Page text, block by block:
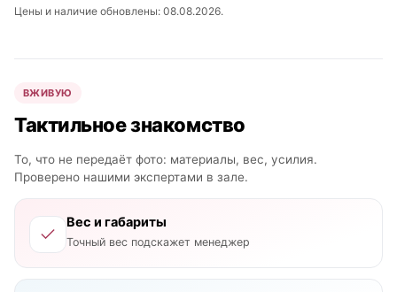
Цены и наличие обновлены: 08.08.2026.
ВЖИВУЮ
Тактильное знакомство
То, что не передаёт фото: материалы, вес, усилия.
Проверено нашими экспертами в зале.
Вес и габариты
Точный вес подскажет менеджер